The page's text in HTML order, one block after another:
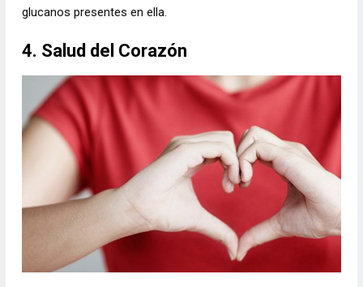
glucanos presentes en ella.
4. Salud del Corazón